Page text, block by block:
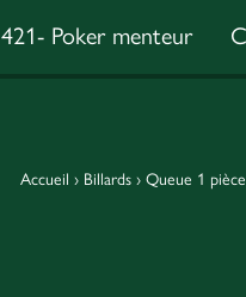
421- Poker menteur
Accueil › Billards› Queue 1